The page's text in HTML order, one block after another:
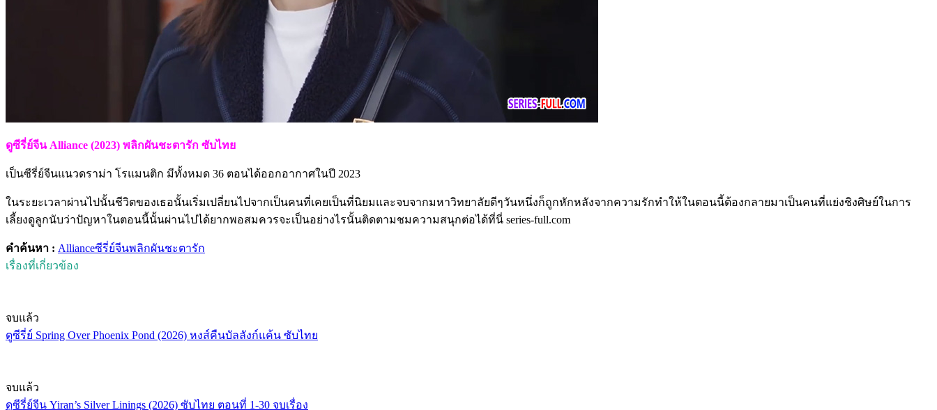
ดูซีรี่ย์จีน Alliance (2023) พลิกผันชะตารัก ซับไทย
เป็นซีรี่ย์จีนแนวดราม่า โรแมนติก มีทั้งหมด 36 ตอนได้ออกอากาศในปี 2023
ในระยะเวลาผ่านไปนั้นชีวิตของเธอนั้นเริ่มเปลี่ยนไปจากเป็นคนที่เคยเป็นที่นิยมและจบจากมหาวิทยาลัยดีๆวันหนึ่งก็ถูกหักหลังจากความรักทำให้ในตอนนี้ต้องกลายมาเป็นคนที่แย่งชิงศิษย์ในการ
เลี้ยงดูลูกนับว่าปัญหาในตอนนี้นั้นผ่านไปได้ยากพอสมควรจะเป็นอย่างไรนั้นติดตามชมความสนุกต่อได้ที่นี่ series-full.com
คำค้นหา : Allianceซีรี่ย์จีนพลิกผันชะตารัก
เรื่องที่เกี่ยวข้อง
จบแล้ว
ดูซีรี่ย์ Spring Over Phoenix Pond (2026) หงส์คืนบัลลังก์แค้น ซับไทย
จบแล้ว
ดูซีรี่ย์จีน Yiran’s Silver Linings (2026) ซับไทย ตอนที่ 1-30 จบเรื่อง